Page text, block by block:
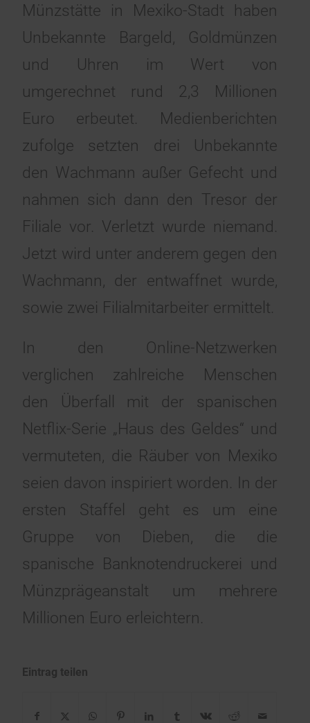
Münzstätte in Mexiko-Stadt haben
Unbekannte Bargeld, Goldmünzen
und Uhren im Wert von
umgerechnet rund 2,3 Millionen
Euro erbeutet. Medienberichten
zufolge setzten drei Unbekannte
den Wachmann außer Gefecht und
nahmen sich dann den Tresor der
Filiale vor. Verletzt wurde niemand.
Jetzt wird unter anderem gegen den
Wachmann, der entwaffnet wurde,
sowie zwei Filialmitarbeiter ermittelt.
In den Online-Netzwerken
verglichen zahlreiche Menschen
den Überfall mit der spanischen
Netflix-Serie „Haus des Geldes“ und
vermuteten, die Räuber von Mexiko
seien davon inspiriert worden. In der
ersten Staffel geht es um eine
Gruppe von Dieben, die die
spanische Banknotendruckerei und
Münzprägeanstalt um mehrere
Millionen Euro erleichtern.
Eintrag teilen